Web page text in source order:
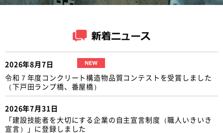
2026年8月7日
令和７年度コンクリート構造物品質コンテストを受賞しました
（下戸田ランプ橋、番屋橋）
2026年7月31日
「建設技能者を大切にする企業の自主宣言制度（職人いきいき
宣言）」に登録しました